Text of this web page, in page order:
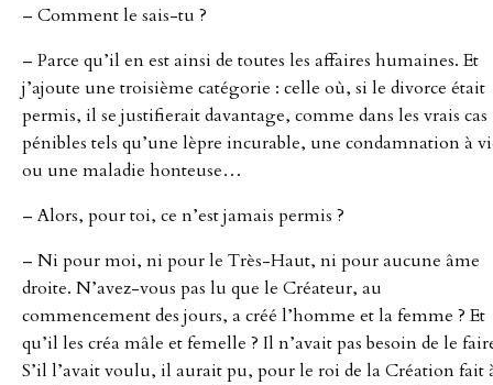
– Comment le sais-tu ?
– Parce qu’il en est ainsi de toutes les affaires humaines. Et
j’ajoute une troisième catégorie : celle où, si le divorce était
permis, il se justifierait davantage, comme dans les vrais cas
pénibles tels qu’une lèpre incurable, une condamnation à
ou une maladie honteuse…
– Alors, pour toi, ce n’est jamais permis ?
– Ni pour moi, ni pour le Très-Haut, ni pour aucune âme
droite. N’avez-vous pas lu que le Créateur, au
commencement des jours, a créé l’homme et la femme ? Et
qu’il les créa mâle et femelle ? Il n’avait pas besoin de le
S’il l’avait voulu, il aurait pu, pour le roi de la Création fait